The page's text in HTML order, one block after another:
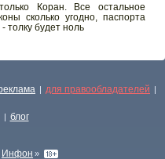
Коран. Все остальное
сколько угодно, паспорта
толку будет ноль
| для правообладателей |
| блог
Инфон »